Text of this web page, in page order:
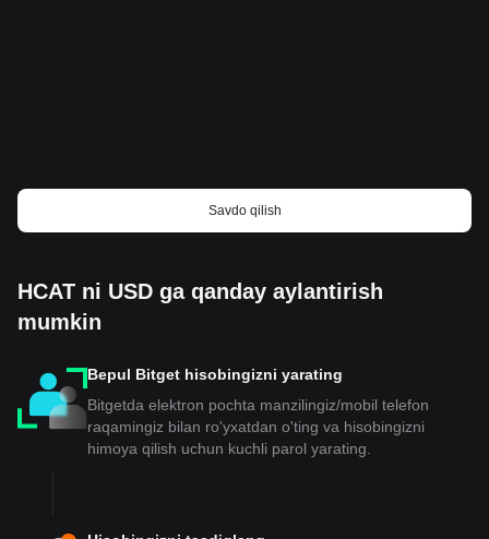
Savdo qilish
HCAT ni USD ga qanday aylantirish
mumkin
Bepul Bitget hisobingizni yarating
Bitgetda elektron pochta manzilingiz/mobil telefon
raqamingiz bilan ro'yxatdan o'ting va hisobingizni
himoya qilish uchun kuchli parol yarating.